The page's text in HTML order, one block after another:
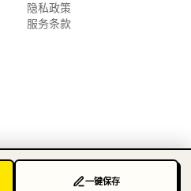
一键保存
隐私政策
服务条款